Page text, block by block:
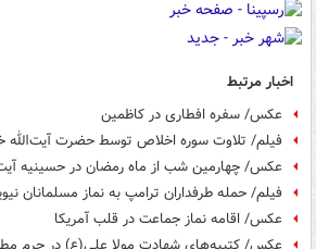
اخبار مرتبط
عکس/ سفره افطاری در کاظمین
فیلم/ تلاوت سوره اخلاص توسط حضرت آیت‌الله
عکس/ چهارمین شب از ماه رمضان در حسینیه
فیلم/ حمله طرفداران ترامپ به نماز مسلمانان
عکس/ اقامه نماز جماعت در قلب آمریکا